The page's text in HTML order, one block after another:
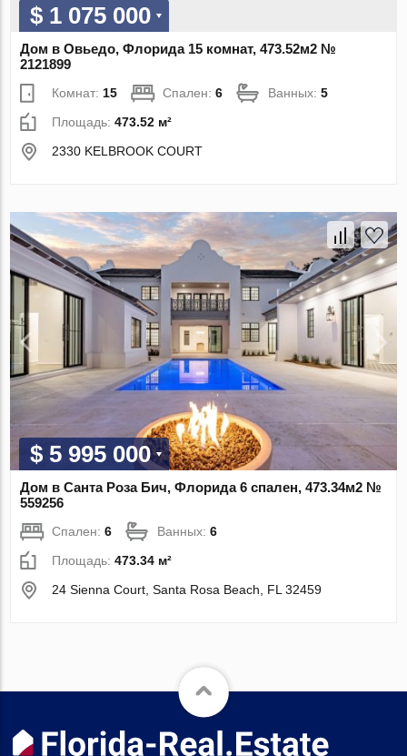
$ 1 075 000
Дом в Овьедо, Флорида 15 комнат, 473.52м2 №
2121899
Комнат: 15 Спален:6 Ванных:5
Площадь:473.52 м²
2330 KELBROOK COURT
$ 5 995 000
Дом в Санта Роза Бич, Флорида 6 спален, 473.34м2 №
559256
Спален:6 Ванных:6
Площадь:473.34 м²
24 Sienna Court, Santa Rosa Beach, FL 32459